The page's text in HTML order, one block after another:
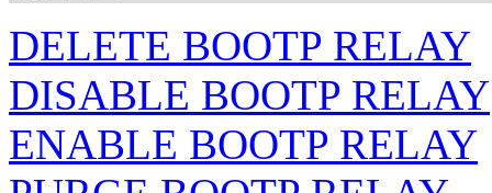
DELETE BOOTP RELAY
DISABLE BOOTP RELAY
ENABLE BOOTP RELAY